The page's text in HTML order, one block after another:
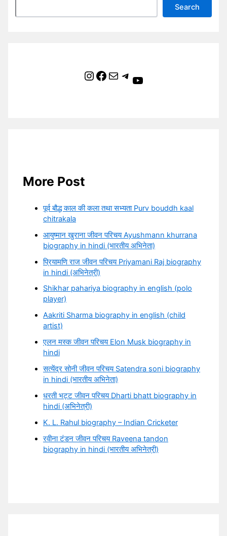
Search
Instagram Facebook Mail Telegram YouTube
More Post
पूर्व बौद्ध काल की कला तथा सभ्यता Purv bouddh kaal
chitrakala
आयुष्मान खुराना जीवन परिचय Ayushmann khurrana
biography in hindi (भारतीय अभिनेता)
प्रियामणि राज जीवन परिचय Priyamani Raj biography
in hindi (अभिनेत्री)
Shikhar pahariya biography in english (polo
player)
Aakriti Sharma biography in english (child
artist)
एलन मस्क जीवन परिचय Elon Musk biography in
hindi
सत्येंद्र सोनी जीवन परिचय Satendra soni biography
in hindi (भारतीय अभिनेता)
धरती भट्ट जीवन परिचय Dharti bhatt biography in
hindi (अभिनेत्री)
K. L. Rahul biography – Indian Cricketer
रवीना टंडन जीवन परिचय Raveena tandon
biography in hindi (भारतीय अभिनेत्री)